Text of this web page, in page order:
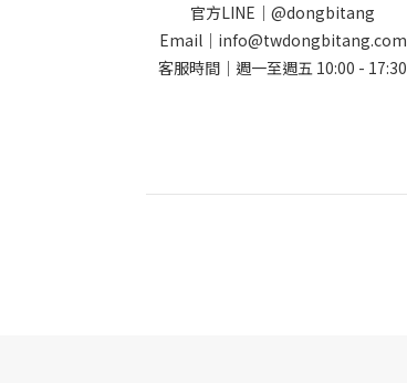
官方LINE｜@dongbitang
Email｜info@twdongbitang.com
客服時間｜週一至週五 10:00 - 17:30